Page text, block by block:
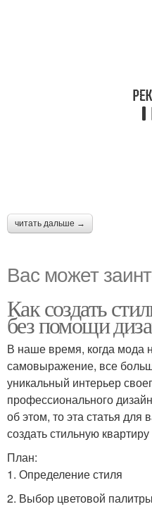
читать дальше →
Вас может
Как создать
без помощи
В наше время, когда мода
самовыражение, все
уникальный интерьер
профессионального
об этом, то эта статья
создать стильную
План:
1. Определение стиля
2. Выбор цветовой палитры